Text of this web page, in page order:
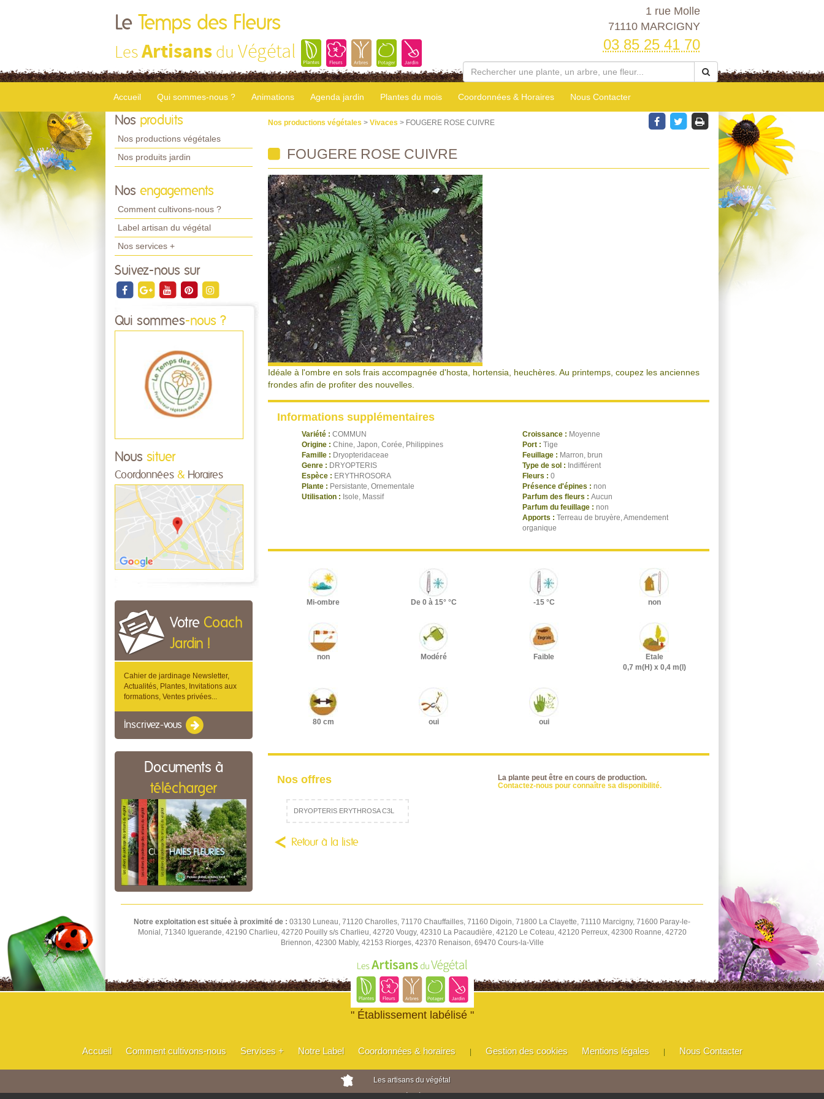
Le Temps des Fleurs
LesArtisans du Végétal
1 rue Molle
71110 MARCIGNY
03 85 25 41 70
Accueil Qui sommes-nous ? Animations Agenda jardin Plantes du mois Coordonnées & Horaires Nous Contacter
Nos produits
Nos productions végétales
Nos produits jardin
Nos engagements
Comment cultivons-nous ?
Label artisan du végétal
Nos services +
Suivez-nous sur
Qui sommes-nous ?
Nous situer
Coordonnées & Horaires
Votre Coach
Jardin !
Cahier de jardinage Newsletter,
Actualités, Plantes, Invitations aux
formations, Ventes privées...
Inscrivez-vous
Documents à
télécharger
Nos productions végétales > Vivaces > FOUGERE ROSE CUIVRE
FOUGERE ROSE CUIVRE
Idéale à l'ombre en sols frais accompagnée d'hosta, hortensia, heuchères. Au printemps, coupez les anciennes
frondes afin de profiter des nouvelles.
Informations supplémentaires
Variété : COMMUN
Origine : Chine, Japon, Corée, Philippines
Famille : Dryopteridaceae
Genre : DRYOPTERIS
Espèce : ERYTHROSORA
Plante : Persistante, Ornementale
Utilisation : Isole, Massif
Croissance : Moyenne
Port : Tige
Feuillage : Marron, brun
Type de sol : Indifférent
Fleurs : 0
Présence d'épines : non
Parfum des fleurs : Aucun
Parfum du feuillage : non
Apports : Terreau de bruyère, Amendement
organique
Mi-ombre De 0 à 15° °C -15 °C non
non Modéré Faible
Etale
0,7 m(H) x 0,4 m(l)
80 cm oui oui
Nos offres
La plante peut être en cours de production.
Contactez-nous pour connaître sa disponibilité.
DRYOPTERIS ERYTHROSA C3L
Retour à la liste
Notre exploitation est située à proximité de : 03130 Luneau, 71120 Charolles, 71170 Chauffailles, 71160 Digoin, 71800 La Clayette, 71110 Marcigny, 71600 Paray-le-
Monial, 71340 Iguerande, 42190 Charlieu, 42720 Pouilly s/s Charlieu, 42720 Vougy, 42310 La Pacaudière, 42120 Le Coteau, 42120 Perreux, 42300 Roanne, 42720
Briennon, 42300 Mably, 42153 Riorges, 42370 Renaison, 69470 Cours-la-Ville
" Établissement labélisé "
Accueil Comment cultivons-nous Services + Notre Label Coordonnées & horaires Gestion des cookies Mentions légales Nous Contacter
Les artisans du végétal